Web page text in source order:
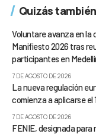
Quizás
Voluntare avanza en la
Manifiesto 2026 tras
participantes en
7 DE AGOSTO DE 2026
La nueva regulación
comienza a aplicarse el
7 DE AGOSTO DE 2026
FENIE, designada para